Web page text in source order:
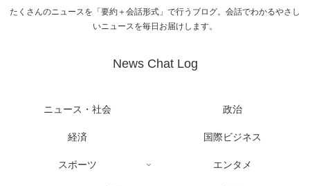
たくさんのニュースを「要約＋会話形式」で行うブログ。会話でわかるやさし
いニュースを毎日お届けします。
News Chat Log
ニュース・社会 政治
経済 国際ビジネス
スポーツ エンタメ